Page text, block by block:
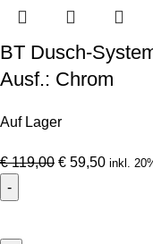
BT Dusch-
Ausf.: Chrom
Auf Lager
€119,00 € 59,50 inkl.